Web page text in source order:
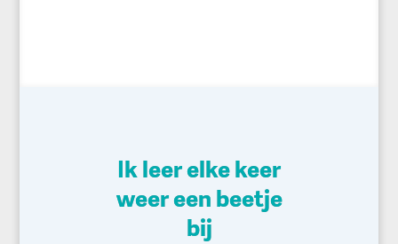
Ik leer elke keer
weer een beetje
bij